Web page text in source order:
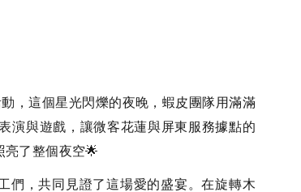
，這個星光閃爍的夜晚，蝦皮團隊用滿滿
演與遊戲，讓微客花蓮與屏東服務據點的
亮了整個夜空🌟
們，共同見證了這場愛的盛宴。在旋轉木